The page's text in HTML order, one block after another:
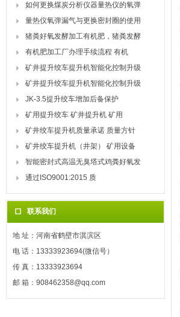
如何更换煤炭分析仪器量热仪的氧弹
量热仪氧弹漏气与更换密封圈的使用
猪粪好氧发酵加工有机肥，猪粪发酵
有机肥加工厂办理手续流程 有机
矿井提升绞车提升机智能化控制升级
矿井提升绞车提升机智能化控制升级
JK-3.5提升绞车增加后备保护
矿用提升绞车 矿井提升机 矿用
矿井绞车提升机质量承诺 质量方针
矿井绞车提升机（井架） 矿用设备
智能密封式高温无臭塔式鸡粪好氧发
通过ISO9001:2015 质
联系我们
地 址：河南省鹤壁市淇滨区
电 话：13333923694(微信号）
传 真：13333923694
邮 箱：908462358@qq.com